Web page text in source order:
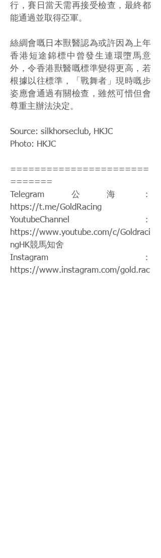
行，賽日當天需再接受檢查，最終都
能通過並取得亞軍。
絲綢會嘅日本獸醫認為或許因為上年
香港短途錦標中曾發生連環墮馬意
外，令香港獸醫嘅標準變得更高，若
根據以往標準，「戰舞者」現時嘅步
姿應會通過有關檢查，雖然可惜但會
尊重主辦法決定。
Source: silkhorseclub, HKJC
Photo: HKJC
=======================
=======
Telegram公海：
https://t.me/GoldRacing
YoutubeChannel：
https://www.youtube.com/c/Goldraci
ngHK競馬知舍
Instagram：
https://www.instagram.com/gold.rac